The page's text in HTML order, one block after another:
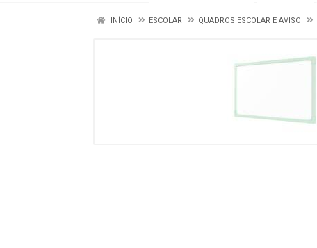
INÍCIO ESCOLAR QUADROS ESCOLAR E AVISO